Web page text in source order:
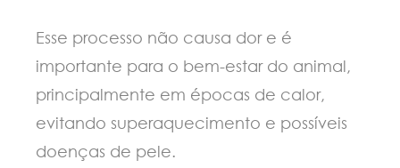
Esse processo não causa dor e é
importante para o bem-estar do animal,
principalmente em épocas de calor,
evitando superaquecimento e possíveis
doenças de pele.